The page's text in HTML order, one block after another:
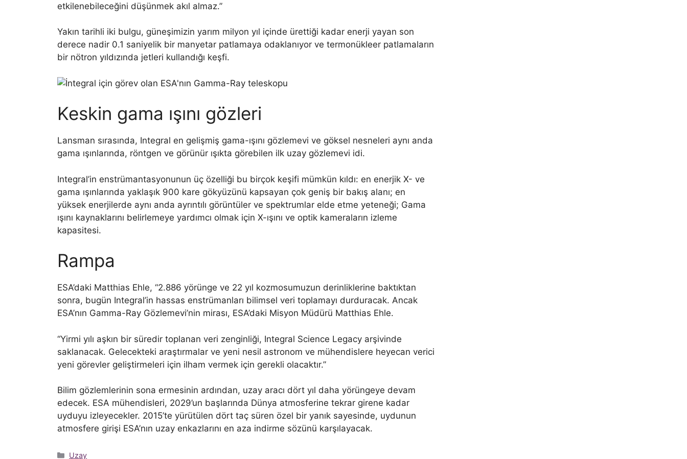
etkilenebileceğini düşünmek akıl almaz.”
Yakın tarihli iki bulgu, güneşimizin yarım milyon yıl içinde ürettiği kadar enerji yayan son
derece nadir 0.1 saniyelik bir manyetar patlamaya odaklanıyor ve termonükleer patlamaların
bir nötron yıldızında jetleri kullandığı keşfi.
Keskin gama ışını gözleri
Lansman sırasında, Integral en gelişmiş gama-ışını gözlemevi ve göksel nesneleri aynı anda
gama ışınlarında, röntgen ve görünür ışıkta görebilen ilk uzay gözlemevi idi.
Integral’in enstrümantasyonunun üç özelliği bu birçok keşifi mümkün kıldı: en enerjik X- ve
gama ışınlarında yaklaşık 900 kare gökyüzünü kapsayan çok geniş bir bakış alanı; en
yüksek enerjilerde aynı anda ayrıntılı görüntüler ve spektrumlar elde etme yeteneği; Gama
ışını kaynaklarını belirlemeye yardımcı olmak için X-ışını ve optik kameraların izleme
kapasitesi.
Rampa
ESA’daki Matthias Ehle, “2.886 yörünge ve 22 yıl kozmosumuzun derinliklerine baktıktan
sonra, bugün Integral’in hassas enstrümanları bilimsel veri toplamayı durduracak. Ancak
ESA’nın Gamma-Ray Gözlemevi’nin mirası, ESA’daki Misyon Müdürü Matthias Ehle.
“Yirmi yılı aşkın bir süredir toplanan veri zenginliği, Integral Science Legacy arşivinde
saklanacak. Gelecekteki araştırmalar ve yeni nesil astronom ve mühendislere heyecan verici
yeni görevler geliştirmeleri için ilham vermek için gerekli olacaktır.”
Bilim gözlemlerinin sona ermesinin ardından, uzay aracı dört yıl daha yörüngeye devam
edecek. ESA mühendisleri, 2029’un başlarında Dünya atmosferine tekrar girene kadar
uyduyu izleyecekler. 2015’te yürütülen dört taç süren özel bir yanık sayesinde, uydunun
atmosfere girişi ESA’nın uzay enkazlarını en aza indirme sözünü karşılayacak.
Kategoriler
Uzay